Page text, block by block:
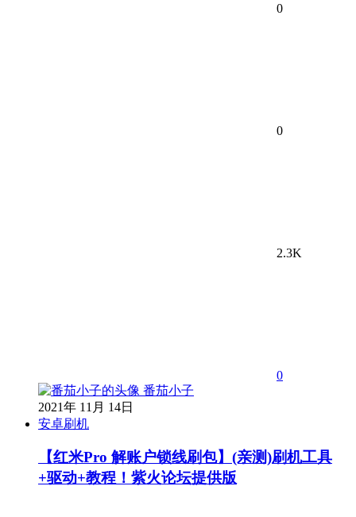
0
0
2.3K
0
番茄小子
2021年 11月 14日
安卓刷机
【红米Pro 解账户锁线刷包】(亲测)刷机工具
+驱动+教程！紫火论坛提供版